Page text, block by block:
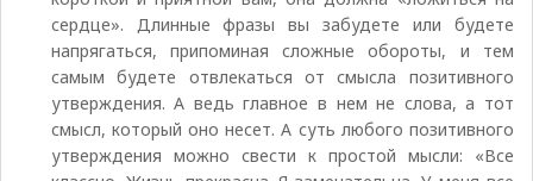
сердце». Длинные фразы вы забудете или будете
напрягаться, припоминая сложные обороты, и тем
самым будете отвлекаться от смысла позитивного
утверждения. А ведь главное в нем не слова, а тот
смысл, который оно несет. А суть любого позитивного
утверждения можно свести к простой мысли: «Все